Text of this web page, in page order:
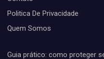
Politica De Privacidade
Quem Somos
Guia prático: como proteger